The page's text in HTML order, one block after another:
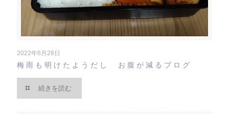
2022年6月28日
梅雨も明けたようだし お腹が減るブログ
続きを読む